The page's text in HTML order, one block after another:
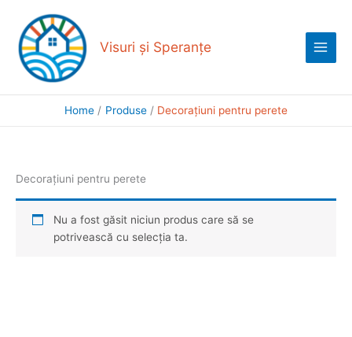
content
Visuri și Speranțe
Menu
Home Produse Decorațiuni pentru perete
Decorațiuni pentru perete
Nu a fost găsit niciun produs care să se
potrivească cu selecția ta.